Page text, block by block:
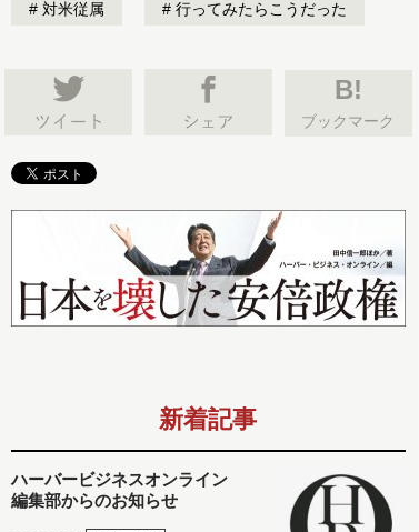
対米従属 行ってみたらこうだった
B!
ブックマーク
新着記事
ハーバービジネスオンライン
編集部からのお知らせ